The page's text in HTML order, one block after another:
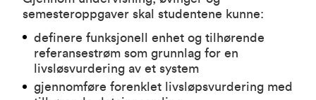
semesteroppgaver skal studentene kunne:
definere funksjonell enhet og tilhørende
referansestrøm som grunnlag for en
livsløsvurdering av et system
gjennomføre forenklet livsløpsvurdering med